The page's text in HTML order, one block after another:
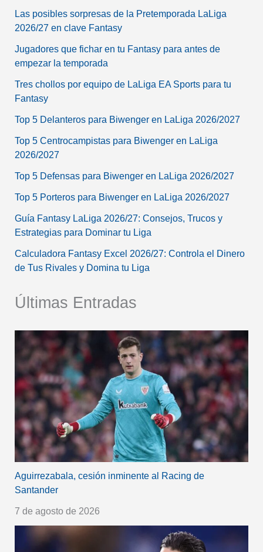
Las posibles sorpresas de la Pretemporada LaLiga
2026/27 en clave Fantasy
Jugadores que fichar en tu Fantasy para antes de
empezar la temporada
Tres chollos por equipo de LaLiga EA Sports para tu
Fantasy
Top 5 Delanteros para Biwenger en LaLiga 2026/2027
Top 5 Centrocampistas para Biwenger en LaLiga
2026/2027
Top 5 Defensas para Biwenger en LaLiga 2026/2027
Top 5 Porteros para Biwenger en LaLiga 2026/2027
Guía Fantasy LaLiga 2026/27: Consejos, Trucos y
Estrategias para Dominar tu Liga
Calculadora Fantasy Excel 2026/27: Controla el Dinero
de Tus Rivales y Domina tu Liga
Últimas Entradas
Aguirrezabala, cesión inminente al Racing de
Santander
7 de agosto de 2026